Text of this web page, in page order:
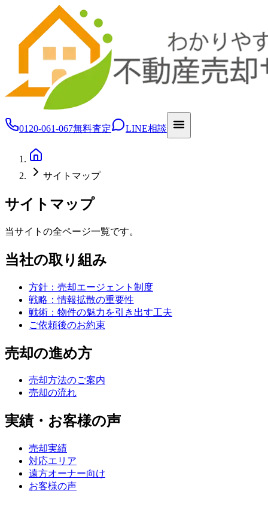
0120-061-067無料査定 LINE相談
サイトマップ
サイトマップ
当サイトの全ページ一覧です。
当社の取り組み
方針：売却エージェント制度
戦略：情報拡散の重要性
戦術：物件の魅力を引き出す工夫
ご依頼後のお約束
売却の進め方
売却方法のご案内
売却の流れ
実績・お客様の声
売却実績
対応エリア
遠方オーナー向け
お客様の声